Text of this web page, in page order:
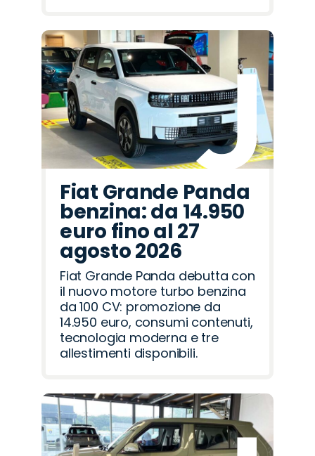
Fiat Grande Panda
benzina: da 14.950
euro fino al 27
agosto 2026
Fiat Grande Panda debutta con
il nuovo motore turbo benzina
da 100 CV: promozione da
14.950 euro, consumi contenuti,
tecnologia moderna e tre
allestimenti disponibili.